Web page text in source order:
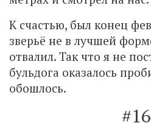
К счастью, был конец
зверьё не в лучшей
отвалил. Так что я не
бульдога оказалось
обошлось.
#16